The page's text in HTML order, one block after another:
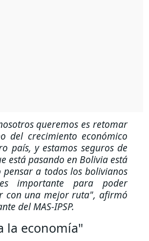
queremos es retomar
del crecimiento económico
país, y estamos seguros de
está pasando en Bolivia está
pensar a todos los bolivianos
importante para poder
con una mejor ruta", afirmó
del MAS-IPSP.
la economía"